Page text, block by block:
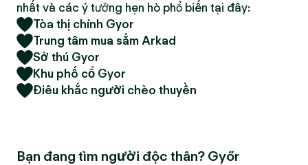
nhất và các ý tưởng hẹn hò phổ biến tại đây:
Tòa thị chính Gyor
Trung tâm mua sắm Arkad
Sở thú Gyor
Khu phố cổ Gyor
Điêu khắc người chèo thuyền
Bạn đang tìm người độc thân? Győr